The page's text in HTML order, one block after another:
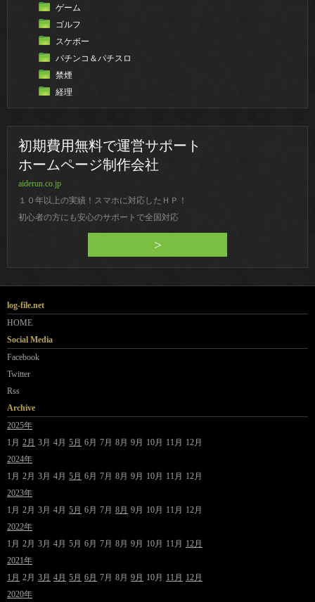
ゲーム
ゴルフ
スケボー
パチンコ＆パチスロ
禁煙
経理
初期費用無料で運営サポート
ホームページ制作会社
aiderun.co.jp
１０年以上の実績！スマホに対応したＨＰ！
初心者の方にも安心のサポートで全国対応
>
log-file.net
HOME
Social Media
Facebook
Twitter
Rss
Archive
2025年
1月 2月 3月 4月 5月 6月 7月 8月 9月 10月 11月 12月
2024年
1月 2月 3月 4月 5月 6月 7月 8月 9月 10月 11月 12月
2023年
1月 2月 3月 4月 5月 6月 7月 8月 9月 10月 11月 12月
2022年
1月 2月 3月 4月 5月 6月 7月 8月 9月 10月 11月 12月
2021年
1月 2月 3月 4月 5月 6月 7月 8月 9月 10月 11月 12月
2020年